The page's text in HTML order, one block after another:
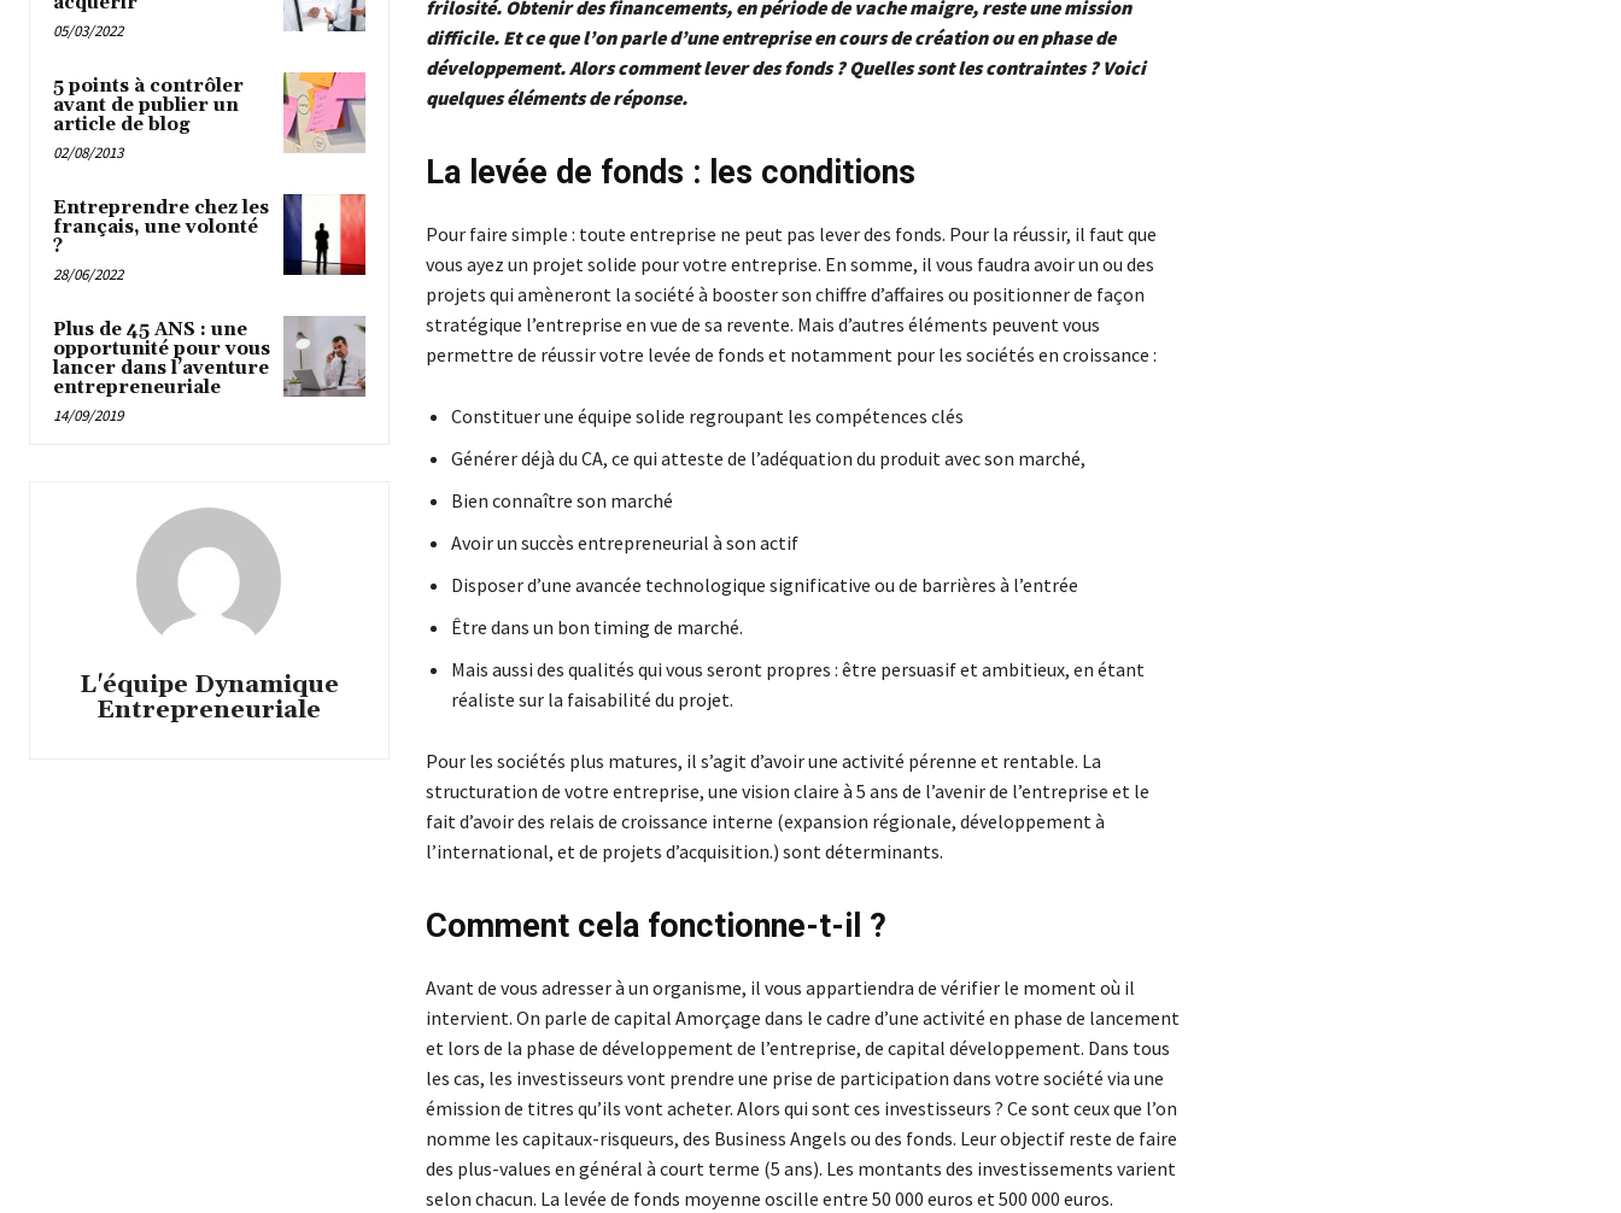
05/03/2022
5 points à contrôler
avant de publier un
article de blog
02/08/2013
Entreprendre chez les
français, une volonté
?
28/06/2022
Plus de 45 ANS : une
opportunité pour vous
lancer dans l’aventure
entrepreneuriale
14/09/2019
L'équipe Dynamique
Entrepreneuriale
frilosité. Obtenir des financements, en période de vache maigre, reste une mission
difficile. Et ce que l’on parle d’une entreprise en cours de création ou en phase de
développement. Alors comment lever des fonds ? Quelles sont les contraintes ? Voici
quelques éléments de réponse.
La levée de fonds : les conditions
Pour faire simple : toute entreprise ne peut pas lever des fonds. Pour la réussir, il faut que
vous ayez un projet solide pour votre entreprise. En somme, il vous faudra avoir un ou des
projets qui amèneront la société à booster son chiffre d’affaires ou positionner de façon
stratégique l’entreprise en vue de sa revente. Mais d’autres éléments peuvent vous
permettre de réussir votre levée de fonds et notamment pour les sociétés en croissance :
Constituer une équipe solide regroupant les compétences clés
Générer déjà du CA, ce qui atteste de l’adéquation du produit avec son marché,
Bien connaître son marché
Avoir un succès entrepreneurial à son actif
Disposer d’une avancée technologique significative ou de barrières à l’entrée
Être dans un bon timing de marché.
Mais aussi des qualités qui vous seront propres : être persuasif et ambitieux, en étant
réaliste sur la faisabilité du projet.
Pour les sociétés plus matures, il s’agit d’avoir une activité pérenne et rentable. La
structuration de votre entreprise, une vision claire à 5 ans de l’avenir de l’entreprise et le
fait d’avoir des relais de croissance interne (expansion régionale, développement à
l’international, et de projets d’acquisition.) sont déterminants.
Comment cela fonctionne-t-il ?
Avant de vous adresser à un organisme, il vous appartiendra de vérifier le moment où il
intervient. On parle de capital Amorçage dans le cadre d’une activité en phase de lancement
et lors de la phase de développement de l’entreprise, de capital développement. Dans tous
les cas, les investisseurs vont prendre une prise de participation dans votre société via une
émission de titres qu’ils vont acheter. Alors qui sont ces investisseurs ? Ce sont ceux que l’on
nomme les capitaux-risqueurs, des Business Angels ou des fonds. Leur objectif reste de faire
des plus-values en général à court terme (5 ans). Les montants des investissements varient
selon chacun. La levée de fonds moyenne oscille entre 50 000 euros et 500 000 euros.